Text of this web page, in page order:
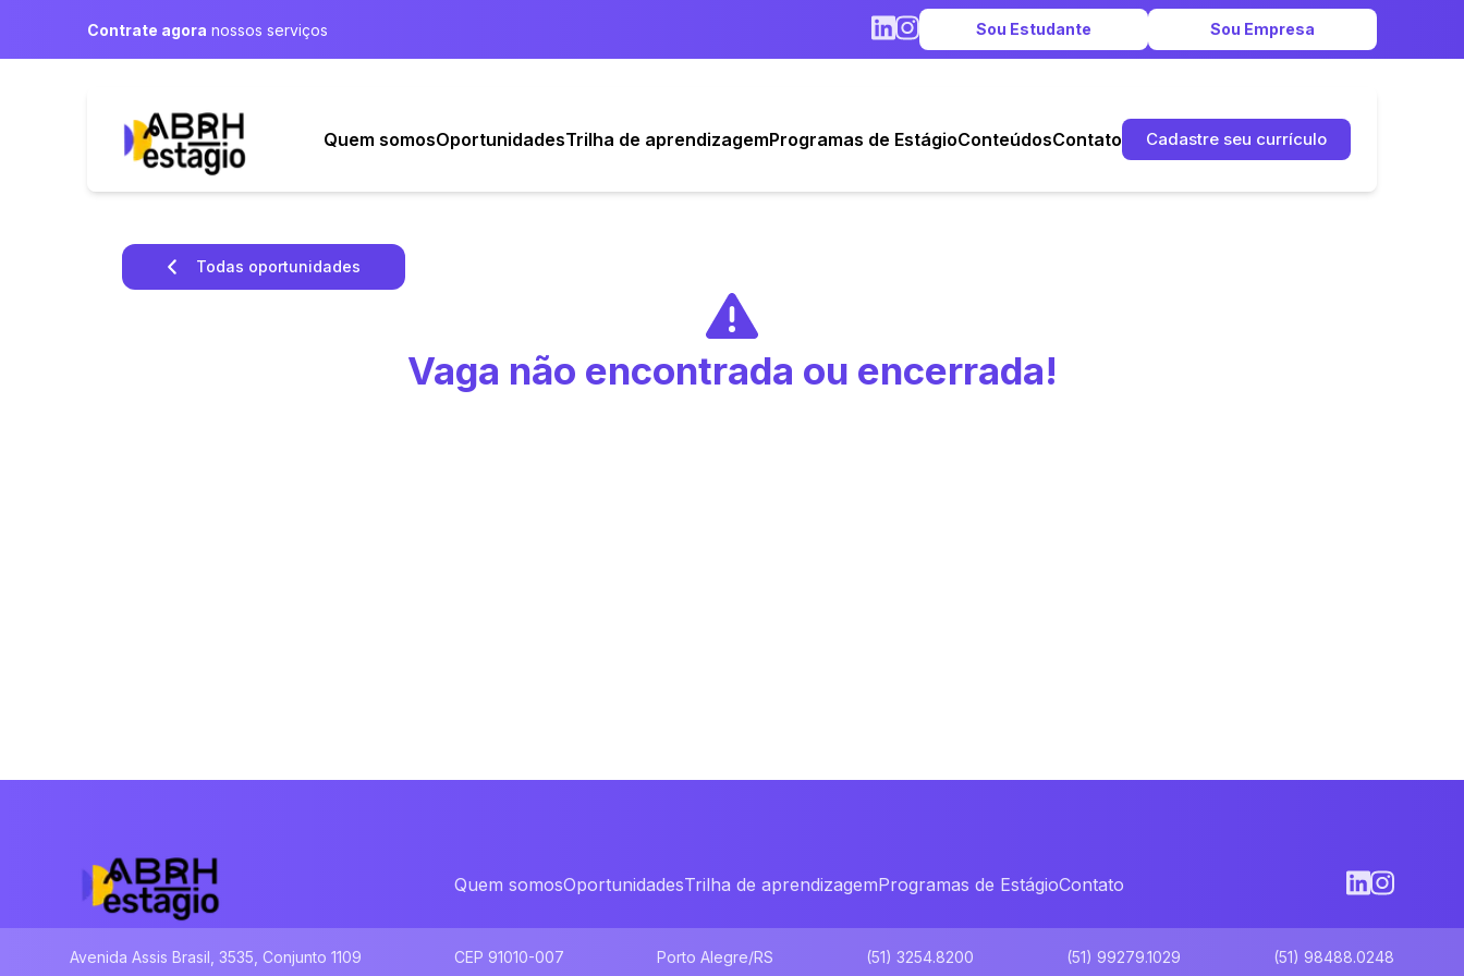
Contrate agora nossos serviços Sou Estudante Sou Empresa
Quem somosOportunidadesTrilha de aprendizagemProgramas de EstágioConteúdosContato Cadastre seu currículo
Todas oportunidades
Vaga não encontrada ou encerrada!
Quem somosOportunidadesTrilha de aprendizagemProgramas de EstágioContato
Avenida Assis Brasil, 3535, Conjunto 1109 CEP 91010-007 Porto Alegre/RS (51) 3254.8200 (51) 99279.1029 (51) 98488.0248